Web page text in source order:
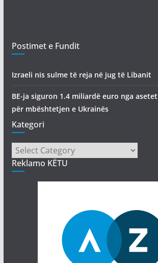
Postimet e Fundit
Izraeli nis sulme të reja në jug të Libanit
BE-ja siguron 1.4 miliardë euro nga
për mbështetjen e Ukrainës
Kategori
Kategori
Reklamo KËTU